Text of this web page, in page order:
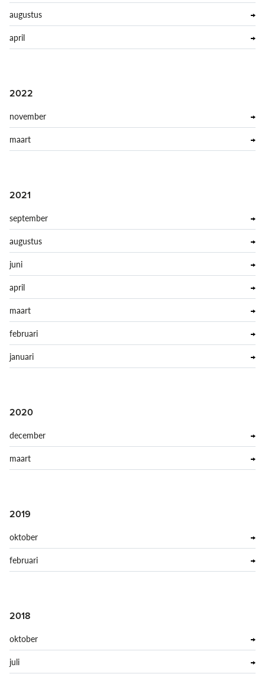
augustus
april
2022
november
maart
2021
september
augustus
juni
april
maart
februari
januari
2020
december
maart
2019
oktober
februari
2018
oktober
juli